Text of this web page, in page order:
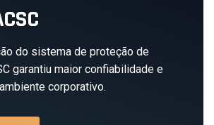
do sistema de proteção de
garantiu maior confiabilidade e
corporativo.